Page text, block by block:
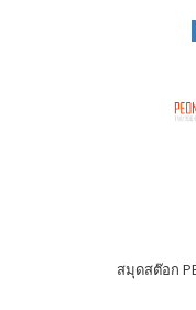
สมุดสต๊อก